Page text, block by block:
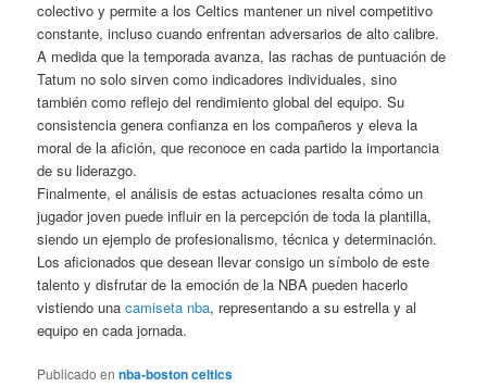
colectivo y permite a los Celtics mantener un nivel competitivo
constante, incluso cuando enfrentan adversarios de alto calibre.
A medida que la temporada avanza, las rachas de puntuación de
Tatum no solo sirven como indicadores individuales, sino
también como reflejo del rendimiento global del equipo. Su
consistencia genera confianza en los compañeros y eleva la
moral de la afición, que reconoce en cada partido la importancia
de su liderazgo.
Finalmente, el análisis de estas actuaciones resalta cómo un
jugador joven puede influir en la percepción de toda la plantilla,
siendo un ejemplo de profesionalismo, técnica y determinación.
Los aficionados que desean llevar consigo un símbolo de este
talento y disfrutar de la emoción de la NBA pueden hacerlo
vistiendo unacamiseta nba, representando a su estrella y al
equipo en cada jornada.
Publicado en nba-boston celtics